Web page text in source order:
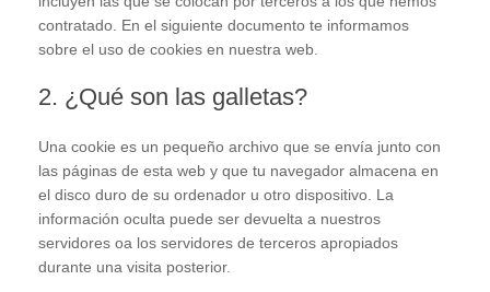
contratado. En el siguiente documento te informamos
sobre el uso de cookies en nuestra web.
2. ¿Qué son las galletas?
Una cookie es un pequeño archivo que se envía junto con
las páginas de esta web y que tu navegador almacena en
el disco duro de su ordenador u otro dispositivo. La
información oculta puede ser devuelta a nuestros
servidores oa los servidores de terceros apropiados
durante una visita posterior.